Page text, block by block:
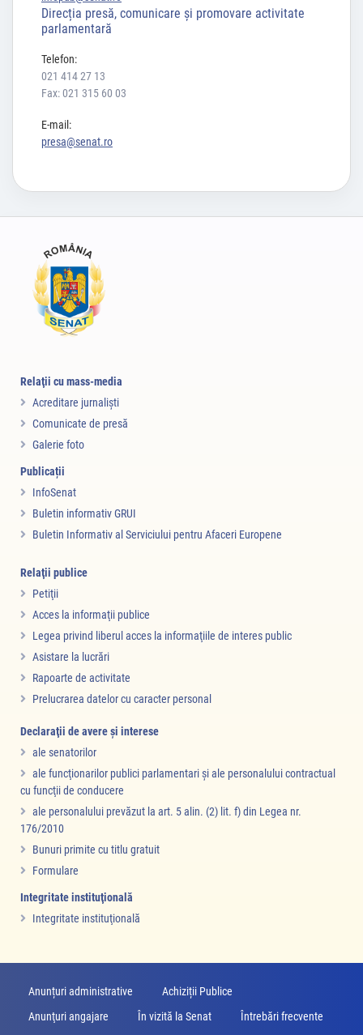
Direcția presă, comunicare și promovare activitate
parlamentară
Telefon:
021 414 27 13
Fax: 021 315 60 03
E-mail:
presa@senat.ro
Relaţii cu mass-media
Acreditare jurnalişti
Comunicate de presă
Galerie foto
Publicații
InfoSenat
Buletin informativ GRUI
Buletin Informativ al Serviciului pentru Afaceri Europene
Relaţii publice
Petiţii
Acces la informaţii publice
Legea privind liberul acces la informaţiile de interes public
Asistare la lucrări
Rapoarte de activitate
Prelucrarea datelor cu caracter personal
Declaraţii de avere şi interese
ale senatorilor
ale funcţionarilor publici parlamentari şi ale personalului contractual
cu funcţii de conducere
ale personalului prevăzut la art. 5 alin. (2) lit. f) din Legea nr.
176/2010
Bunuri primite cu titlu gratuit
Formulare
Integritate instituţională
Integritate instituţională
Anunțuri administrative
Achiziții Publice
Anunţuri angajare
În vizită la Senat
Întrebări frecvente